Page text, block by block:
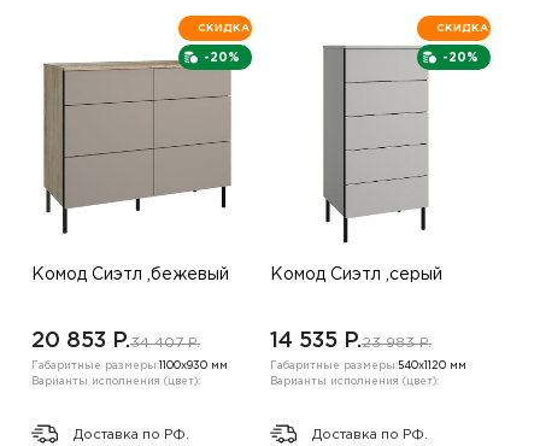
-20%
СКИДКА
Комод Сиэтл ,бежевый
20 853 P.34 407 P.
Габаритные размеры: 1100х930 мм
Варианты исполнения (цвет):
Доставка по РФ.
-20%
СКИДКА
Комод Сиэтл ,серый
14 535 P.23 983 P.
Габаритные размеры:540х1120 мм
Варианты исполнения (цвет):
Доставка по РФ.